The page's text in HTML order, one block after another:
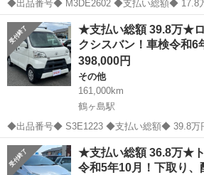
◆出品番号◆ M3DE2602 ◆支払い総額◆ 17.8万円 上記の金額は、消
費税、令和5年度の自動車税、リサイクル券等
す！ ◆車両情報◆ メーカー：トヨタ 車名：ピクシスバン グレード：
クルーズ...
埼玉 川越市 鶴ヶ島駅 その他
★支払い総額 39.8万★
クシスバン！車検令和
398,000円
その他
161,000km
鶴ヶ島駅
◆出品番号◆ S3E1223 ◆支払い総額◆ 39.8万円 ローン可能！ 提携ロ
ーン会社による審査あり。来店不要で仮審査も可能です
は、消費税、令和5年度の自動車税、リサイク
額です！ ...
埼玉 川越市 鶴ヶ島駅 その他 車
★支払い総額 36.8万★
令和5年10月！下取り